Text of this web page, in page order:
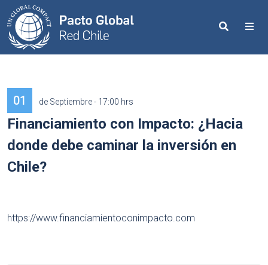
Search
01 de Septiembre - 17:00 hrs
Financiamiento con Impacto: ¿Hacia
donde debe caminar la inversión en
Chile?
https://www.financiamientoconimpacto.com